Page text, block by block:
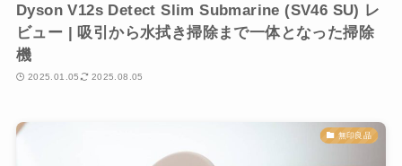
Dyson V12s Detect Slim Submarine (SV46 SU) レ
ビュー | 吸引から水拭き掃除まで一体となった掃除
機
2025.01.05 2025.08.05
無印良品